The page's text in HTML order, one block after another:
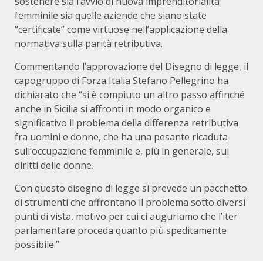
femminile sia quelle aziende che siano state
“certificate” come virtuose nell’applicazione della
normativa sulla parità retributiva.
Commentando l’approvazione del Disegno di legge, il
capogruppo di Forza Italia Stefano Pellegrino ha
dichiarato che “si è compiuto un altro passo affinché
anche in Sicilia si affronti in modo organico e
significativo il problema della differenza retributiva
fra uomini e donne, che ha una pesante ricaduta
sull’occupazione femminile e, più in generale, sui
diritti delle donne.
Con questo disegno di legge si prevede un pacchetto
di strumenti che affrontano il problema sotto diversi
punti di vista, motivo per cui ci auguriamo che l’iter
parlamentare proceda quanto più speditamente
possibile.”